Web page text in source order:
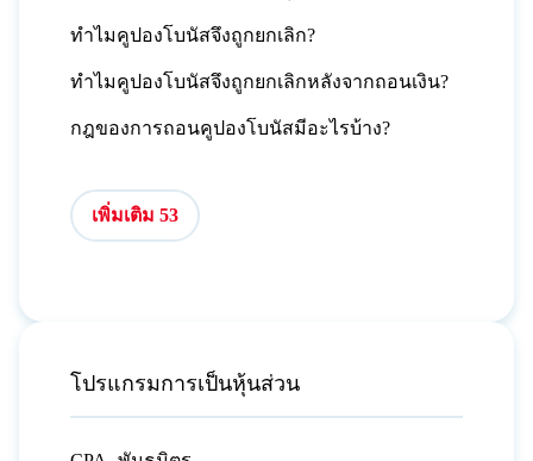
ทำไมคูปองโบนัสจึงถูกยกเลิก?
ทำไมคูปองโบนัสจึงถูกยกเลิกหลังจากถอนเงิน?
กฎของการถอนคูปองโบนัสมีอะไรบ้าง?
เพิ่มเติม 53
โปรแกรมการเป็นหุ้นส่วน